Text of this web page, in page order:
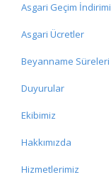
Asgari Geçim İndirimi
Asgari Ücretler
Beyanname Süreleri
Duyurular
Ekibimiz
Hakkımızda
Hizmetlerimiz